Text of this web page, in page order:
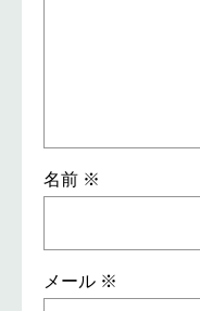
名前 ※
メール ※